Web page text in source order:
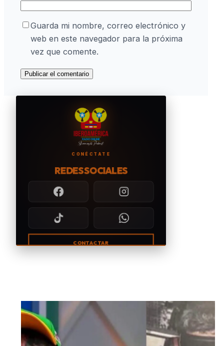
Guarda mi nombre, correo electrónico y
web en este navegador para la próxima
vez que comente.
CONÉCTATE
REDES SOCIALES
CONTACTAR